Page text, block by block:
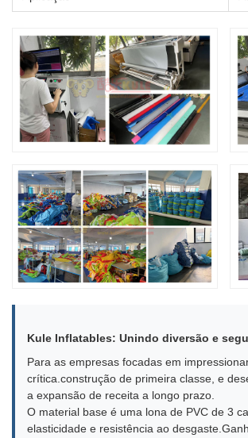
Kule Inflatables: Unindo diversão e
Para as empresas focadas em
crítica.construção de primeira classe, e
a expansão de receita a longo prazo.
O material base é uma lona de PVC de 3
elasticidade e resistência ao